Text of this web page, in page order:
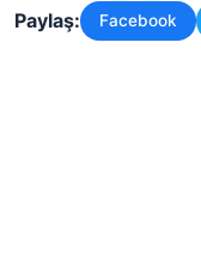
Paylaş: Facebook